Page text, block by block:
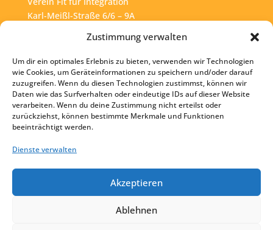
Zustimmung verwalten
Um dir ein optimales Erlebnis zu bieten, verwenden wir Technologien
wie Cookies, um Geräteinformationen zu speichern und/oder darauf
zuzugreifen. Wenn du diesen Technologien zustimmst, können wir
Daten wie das Surfverhalten oder eindeutige IDs auf dieser Website
verarbeiten. Wenn du deine Zustimmung nicht erteilst oder
zurückziehst, können bestimmte Merkmale und Funktionen
beeinträchtigt werden.
Dienste verwalten
Akzeptieren
Ablehnen
Karl-Meißl-Straße 6/6 – 9A
Tel:+43 1 925 77 46
Mail: office@fit4int.at
Startseite
Kontakt
Impressum